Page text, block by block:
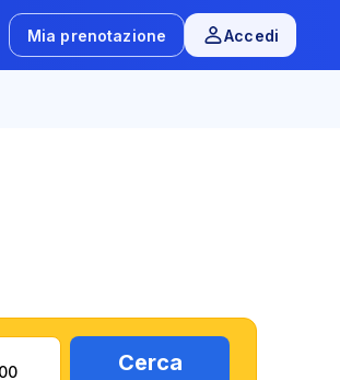
Mia prenotazione Accedi
Cerca